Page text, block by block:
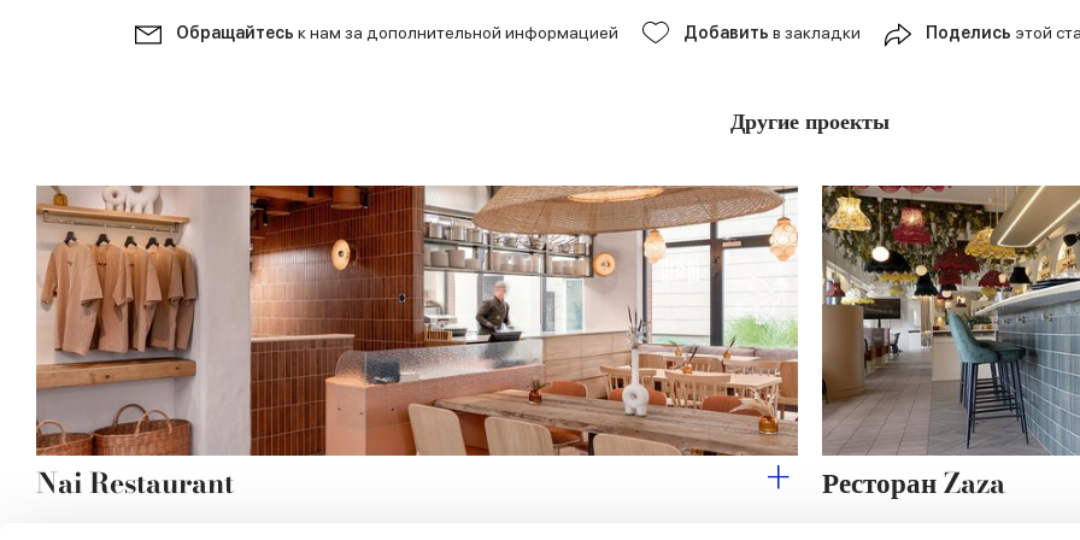
Обращайтесь к нам за дополнительной информацией Добавить в закладки Поделись этой
Другие проекты
Nai Restaurant Ресторан Zaza